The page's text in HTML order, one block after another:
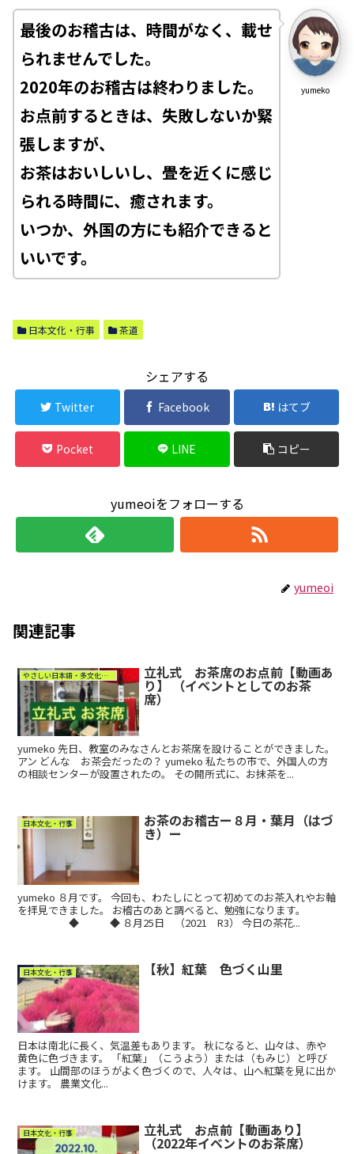
yumeko
最後のお稽古は、時間がなく、載せ
られませんでした。
2020年のお稽古は終わりました。
お点前するときは、失敗しないか緊
張しますが、
お茶はおいしいし、畳を近くに感じ
られる時間に、癒されます。
いつか、外国の方にも紹介できると
いいです。
日本文化・行事 茶道
シェアする
Twitter Facebook はてブ
Pocket LINE コピー
yumeoiをフォローする
yumeoi
関連記事
やさしい日本語・多文化共生 立礼式 お茶席のお点前【動画あ
り】 （イベントとしてのお茶
席）
yumeko 先日、教室のみなさんとお茶席を設けることができました。
アン どんな お茶会だったの？ yumeko 私たちの市で、外国人の方
の相談センターが設置されたの。 その開所式に、お抹茶を...
日本文化・行事 お茶のお稽古ー８月・葉月（はづ
き）ー
yumeko ８月です。 今回も、わたしにとって初めてのお茶入れやお軸
を拝見できました。 お稽古のあと調べると、勉強になります。
◆ ◆ ８月25日 （2021 R3） 今日の茶花...
日本文化・行事 【秋】紅葉 色づく山里
日本は南北に長く、気温差もあります。 秋になると、山々は、赤や
黄色に色づきます。 「紅葉」（こうよう）または（もみじ）と呼び
ます。 山間部のほうがよく色づくので、人々は、山へ紅葉を見に出か
けます。 農業文化...
日本文化・行事 立礼式 お点前【動画あり】
（2022年イベントのお茶席）